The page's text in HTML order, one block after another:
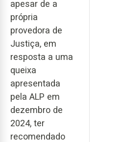
apesar de a
própria
provedora de
Justiça, em
resposta a uma
queixa
apresentada
pela ALP em
dezembro de
2024, ter
recomendado